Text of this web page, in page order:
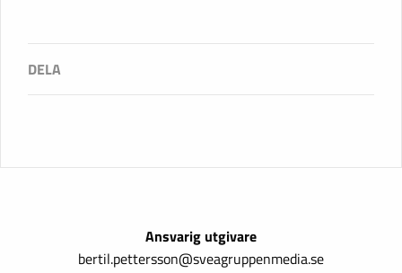
Ansvarig utgivare
bertil.pettersson@sveagruppenmedia.se